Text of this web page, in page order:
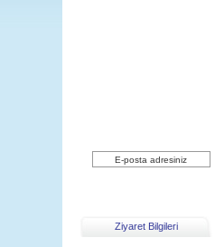
Ziyaret Bilgileri